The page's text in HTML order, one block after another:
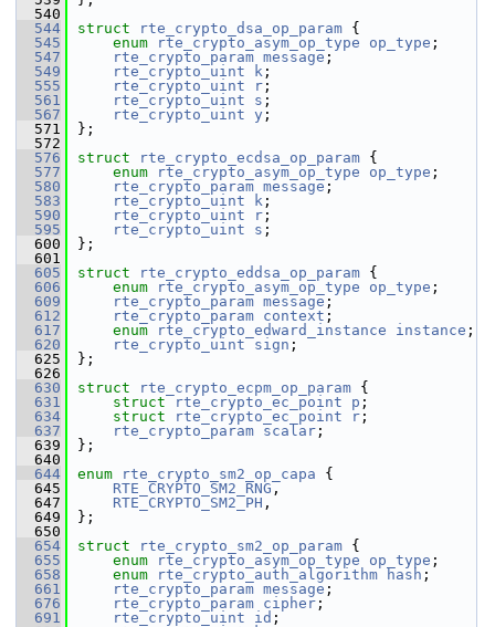
  540
  544
struct rte_crypto_dsa_op_param {
  545
enum rte_crypto_asym_op_type op_type ;
  547
rte_crypto_param message ;
  549
rte_crypto_uint k ;
  555
rte_crypto_uint r ;
  561
rte_crypto_uint s ;
  567
rte_crypto_uint y ;
  571
};
  572
  576
struct rte_crypto_ecdsa_op_param {
  577
enum rte_crypto_asym_op_type op_type ;
  580
rte_crypto_param message ;
  583
rte_crypto_uint k ;
  590
rte_crypto_uint r ;
  595
rte_crypto_uint s ;
  600
};
  601
  605
struct rte_crypto_eddsa_op_param {
  606
enum rte_crypto_asym_op_type op_type ;
  609
rte_crypto_param message ;
  612
rte_crypto_param context ;
  617
enum rte_crypto_edward_instance instance ;
  620
rte_crypto_uint sign ;
  625
};
  626
  630
struct rte_crypto_ecpm_op_param {
  631
struct rte_crypto_ec_point p ;
  634
struct rte_crypto_ec_point r ;
  637
rte_crypto_param scalar ;
  639
};
  640
  644
enum rte_crypto_sm2_op_capa {
  645
RTE_CRYPTO_SM2_RNG ,
  647
RTE_CRYPTO_SM2_PH ,
  649
};
  650
  654
struct rte_crypto_sm2_op_param {
  655
enum rte_crypto_asym_op_type op_type ;
  658
enum rte_crypto_auth_algorithm hash ;
  661
rte_crypto_param message ;
  676
rte_crypto_param cipher ;
  691
rte_crypto_uint id ;